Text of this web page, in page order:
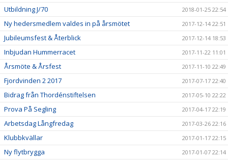
Utbildning J/70 2018-01-25 22:54
Ny hedersmedlem valdes in på årsmötet 2017-12-14 22:51
Jubileumsfest & Återblick 2017-12-14 18:53
Inbjudan Hummerracet 2017-11-22 11:01
Årsmöte & Årsfest 2017-11-10 22:49
Fjordvinden 2 2017 2017-07-17 22:40
Bidrag från Thordénstiftelsen 2017-05-10 22:22
Prova På Segling 2017-04-17 22:19
Arbetsdag Långfredag 2017-03-26 22:16
Klubbkvällar 2017-01-17 22:15
Ny flytbrygga 2017-01-07 22:14